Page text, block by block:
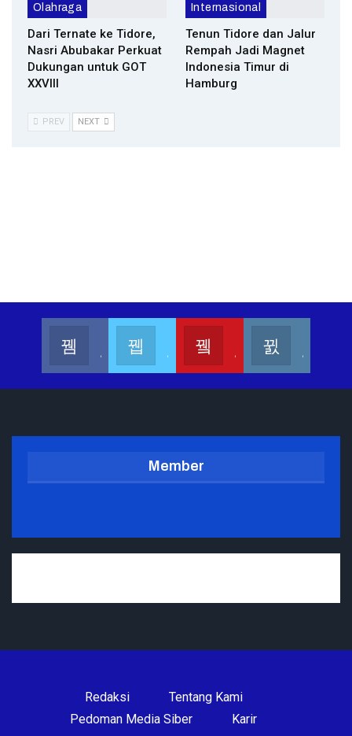
Olahraga
Dari Ternate ke Tidore,
Nasri Abubakar Perkuat
Dukungan untuk GOT
XXVIII
Internasional
Tenun Tidore dan Jalur
Rempah Jadi Magnet
Indonesia Timur di
Hamburg
PREV NEXT
Member
Redaksi
Tentang Kami
Pedoman Media Siber
Karir